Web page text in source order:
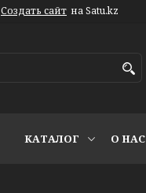
Создать сайт на Satu.kz
КАТАЛОГ О НАС